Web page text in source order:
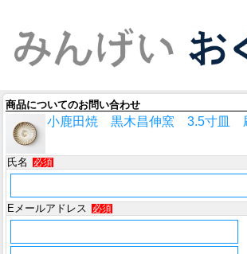
商品についてのお問い合わせ
小鹿田焼 黒木昌伸窯 3.5寸皿
氏名 必須
Eメールアドレス 必須